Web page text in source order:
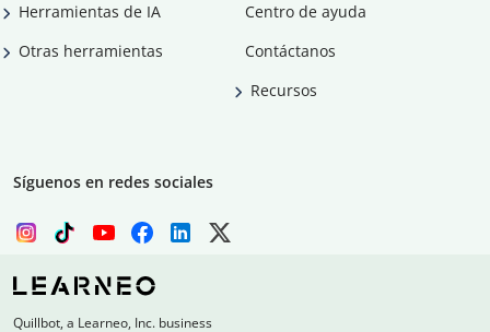
Herramientas de IA
Otras herramientas
Centro de ayuda
Contáctanos
Recursos
Síguenos en redes sociales
Quillbot, a Learneo, Inc. business